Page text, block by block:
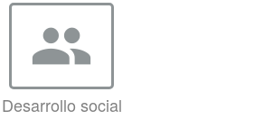
group
Desarrollo social